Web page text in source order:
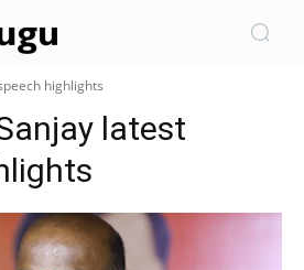
highlights
latest